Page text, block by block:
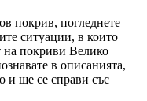
покрив, погледнете
ситуации, в които
на покриви Велико
в описанията,
и ще се справи със